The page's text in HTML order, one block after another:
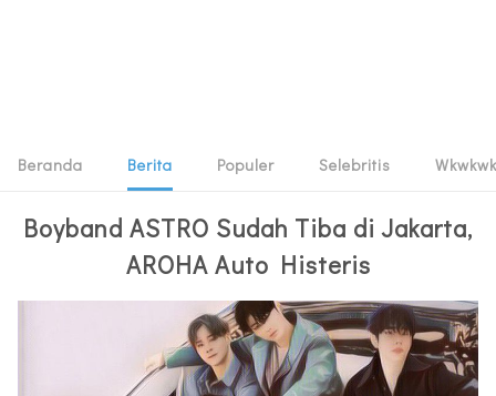
Beranda Berita Populer Selebritis Wkwkwk
Boyband ASTRO Sudah Tiba di Jakarta,
AROHA Auto Histeris